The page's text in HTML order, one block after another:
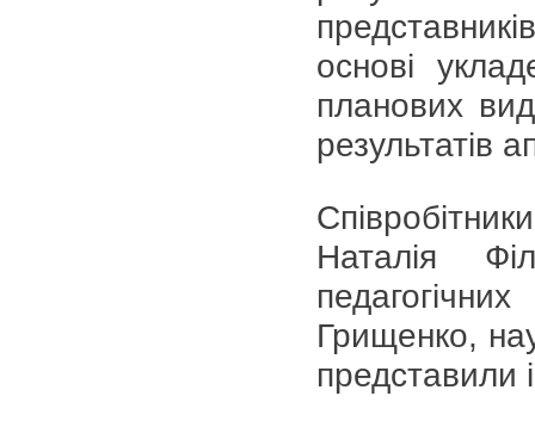
основі
планових
результатів
Наталія
Грищенко,
представили